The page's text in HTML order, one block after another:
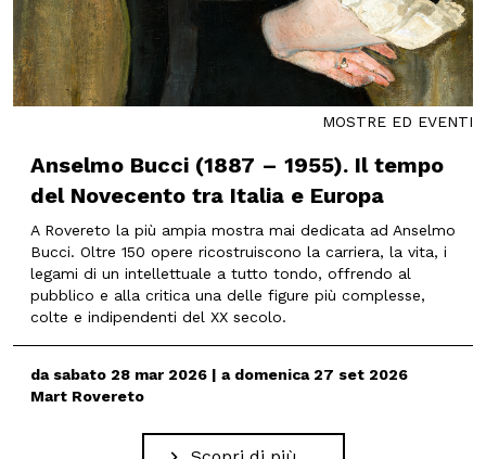
MOSTRE ED EVENTI
Anselmo Bucci (1887 – 1955). Il tempo
del Novecento tra Italia e Europa
A Rovereto la più ampia mostra mai dedicata ad Anselmo
Bucci. Oltre 150 opere ricostruiscono la carriera, la vita, i
legami di un intellettuale a tutto tondo, offrendo al
pubblico e alla critica una delle figure più complesse,
colte e indipendenti del XX secolo.
da sabato 28 mar 2026 | a domenica 27 set 2026
Mart Rovereto